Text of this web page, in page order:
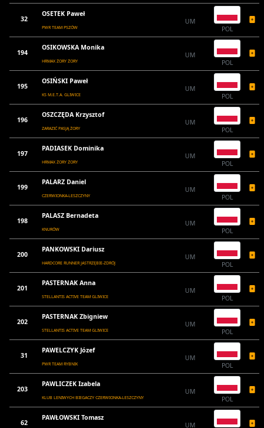
32
OSETEK Paweł
PWR TEAM PSZÓW
UM
POL
194
OSIKOWSKA Monika
HRMAX ŻORY ŻORY
UM
POL
195
OSIŃSKI Paweł
KS M.E.T.A. GLIWICE
UM
POL
196
OSZCZĘDA Krzysztof
ZARAZIĆ PASJĄ ŻORY
UM
POL
197
PADIASEK Dominika
HRMAX ŻORY ŻORY
UM
POL
199
PALARZ Daniel
CZERWIONKA-LESZCZYNY
UM
POL
198
PALASZ Bernadeta
KNURÓW
UM
POL
200
PANKOWSKI Dariusz
HARDCORE RUNNER JASTRZĘBIE-ZDRÓJ
UM
POL
201
PASTERNAK Anna
STELLANTIS ACTIVE TEAM GLIWICE
UM
POL
202
PASTERNAK Zbigniew
STELLANTIS ACTIVE TEAM GLIWICE
UM
POL
31
PAWELCZYK Józef
PWR TEAM RYBNIK
UM
POL
203
PAWLICZEK Izabela
KLUB LENIWYCH BIEGACZY CZERWIONKA-LESZCZYNY
UM
POL
62
PAWŁOWSKI Tomasz
UM